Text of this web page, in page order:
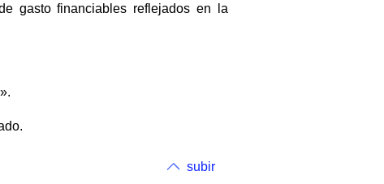
gasto financiables reflejados en la
subir